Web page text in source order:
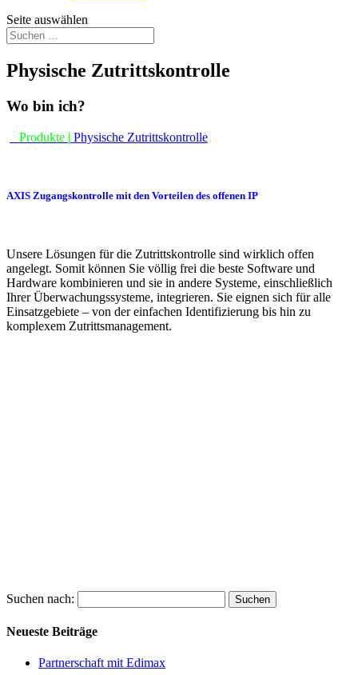
Seite auswählen
Physische Zutrittskontrolle
Wo bin ich?
Produkte | Physische Zutrittskontrolle
AXIS Zugangskontrolle mit den Vorteilen des offenen IP
Unsere Lösungen für die Zutrittskontrolle sind wirklich offen
angelegt. Somit können Sie völlig frei die beste Software und
Hardware kombinieren und sie in andere Systeme, einschließlich
Ihrer Überwachungssysteme, integrieren. Sie eignen sich für alle
Einsatzgebiete – von der einfachen Identifizierung bis hin zu
komplexem Zutrittsmanagement.
Suchen nach:
Neueste Beiträge
Partnerschaft mit Edimax